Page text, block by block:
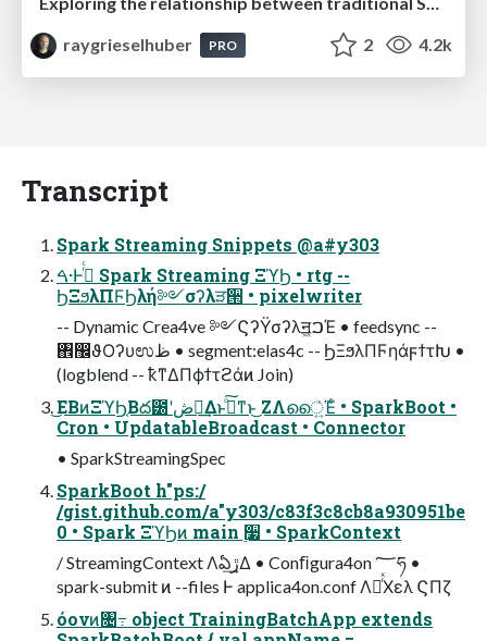
raygrieselhuber
PRO 2 4.2k
Transcript
Spark Streaming Snippets @a#y303
ࠓ·Ͱ࡞ͬͨ Spark Streaming ΞϓϦ • rtg --
ϦΞϧλΠϜϦλή༻σʔλੜ੒ • pixelwriter
-- Dynamic Crea4ve ༻ϚʔΫσʔλॻ͖ࠐΈ • feedsync --
঎඼ϑΟʔυಉظ • segment:elas4c -- ϦΞϧλΠϜηάϝϯτԽ •
(logblend -- ҟͳΔΠϕϯτϩάͷ Join)
͜ΕΒͷΞϓϦ͔Βద౰ʹڞ༗͢Δͱخͦ͠͏ͳͱ͜ ΖΛൈ͍ͯΈͨ • SparkBoot •
Cron • UpdatableBroadcast • Connector
• SparkStreamingSpec
SparkBoot h"ps:/
/gist.github.com/a"y303/c83f3c8cb8a930951be
0 • Spark ΞϓϦͷ main ࣮૷ • SparkContext
/ StreamingContext Λఏڙ͢Δ • Conﬁgura4on ؅ཧ •
spark-submit ͷ --files Ͱ applica4on.conf ΛૹͬͯΧελ ϚΠζ
όονͷ৔߹ object TrainingBatchApp extends